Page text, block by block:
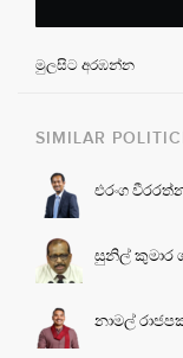
මුලසිට අරඹන්න
SIMILAR
එරංග
සුනිල් කුමාර
නාමල්